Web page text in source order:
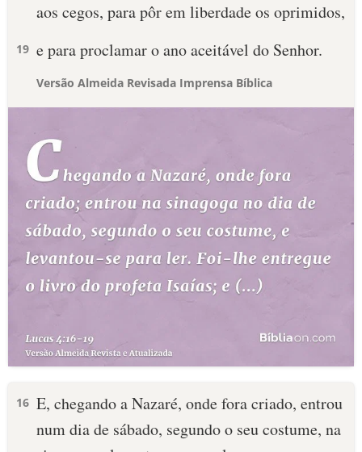
aos cegos, para pôr em liberdade os oprimidos,
19 e para proclamar o ano aceitável do Senhor.
Versão Almeida Revisada Imprensa Bíblica
16 E, chegando a Nazaré, onde fora criado, entrou
num dia de sábado, segundo o seu costume, na